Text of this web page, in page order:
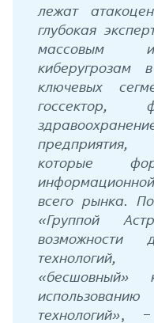
лежат
глубокая
массовым и
ключевых
госсектор,
предприятия,
которые
всего рынка.
«Группой
«бесшовный»
технологий» , −